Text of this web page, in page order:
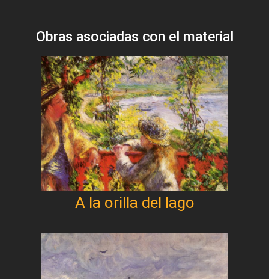
Obras asociadas con el material
A la orilla del lago